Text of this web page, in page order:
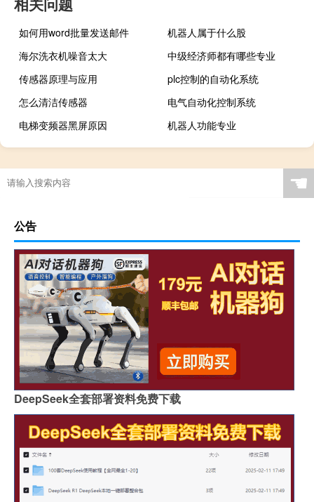
如何用word批量发送邮件
机器人属于什么股
海尔洗衣机噪音太大
中级经济师都有哪些专业
传感器原理与应用
plc控制的自动化系统
怎么清洁传感器
电气自动化控制系统
电梯变频器黑屏原因
机器人功能专业
☚
公告
DeepSeek全套部署资料免费下载